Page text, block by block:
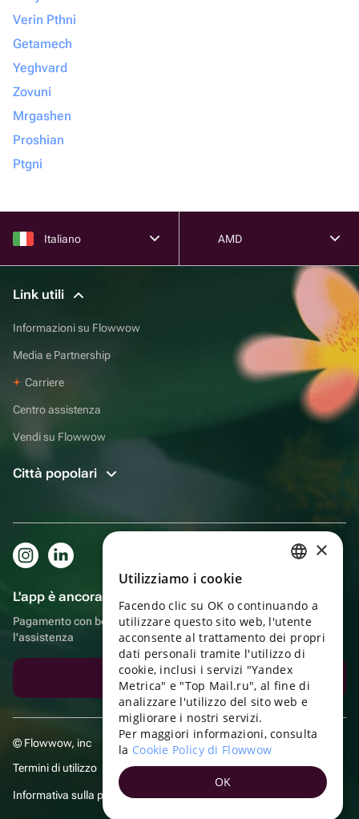
Verin Pthni
Getamech
Yeghvard
Zovuni
Mrgashen
Proshian
Ptgni
Italiano AMD
Link utili
Informazioni su Flowwow
Media e Partnership
Carriere
Centro assistenza
Vendi su Flowwow
Città popolari
L'app è ancora più comoda!
Pagamento con bonus, autoconsegna, comoda chat con
l'assistenza
Scarica l'app
© Flowwow, inc
Termini di utilizzo
Informativa sulla privacy
ENGLISH
UKRAINIAN
PORTUGUESE
SPANISH
TURKISH
×
Utilizziamo i cookie
Facendo clic su OK o continuando a
utilizzare questo sito web, l'utente
acconsente al trattamento dei propri
dati personali tramite l'utilizzo di
cookie, inclusi i servizi "Yandex
Metrica" e "Top Mail.ru", al fine di
analizzare l'utilizzo del sito web e
migliorare i nostri servizi.
Per maggiori informazioni, consulta
la Cookie Policy di Flowwow
OK